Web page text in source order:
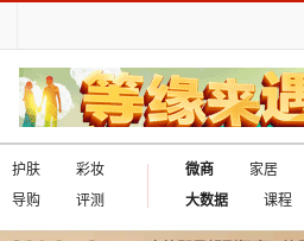
护肤
彩妆
导购 评测
微商 家居
大数据
课程
出国